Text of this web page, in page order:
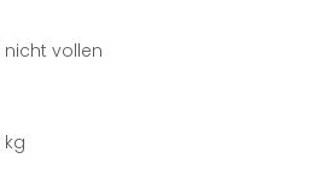
vollen
kg